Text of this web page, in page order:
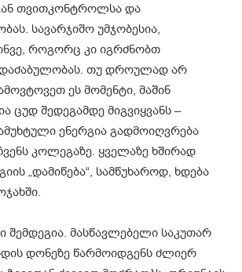
თვითკონტროლსა და
სავარჯიშო უმჯობესია,
როგორც კი იგრძნობთ
თუ დროულად არ
ეს მომენტი, მაშინ
ცუდ შედეგამდე მიგვიყვანს –
ენერგია გადმოიღვრება
კოლეგაზე. ყველაზე ხშირად
„დამიწება“, სამწუხაროდ, ხდება
შემდეგია. მასწავლებელი საკუთარ
დონეზე წარმოიდგენს ძლიერ